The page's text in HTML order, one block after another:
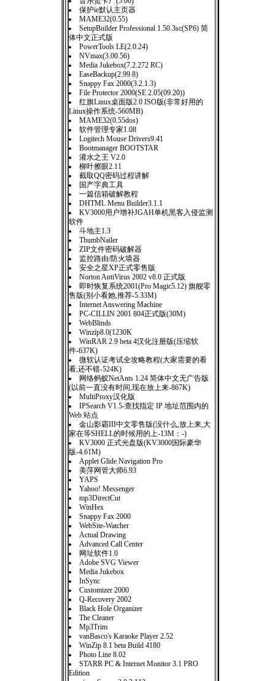
保护ie默认主页器
MAME32(0.55)
SetupBuilder Professional 1.50.3sc(SP6) 简
体中文正式版
PowerTools LE(2.0.24)
NVmax(3.00.56)
Media Jukebox(7.2.272 RC)
EaseBackup(2.99.8)
Snappy Fax 2000(3.2.1.3)
File Protector 2000(SE 2.05(09.20))
红旗Linux桌面版2.0 ISO版(非常好用的
Linux操作系统-560MB)
MAME32(0.55dos)
软件管理专家1.08
Logitech Mouse Drivers9.41
Bootmanager BOOTSTAR
灌水之王 V2.0
柳叶擦眼2.11
截取QQ密码过程讲解
国产字典工具
一篇信箱破解教程
DHTML Menu Builder3.1.1
KV3000用户增补JGAH单机黑客入侵监测
软件
斗地主1.3
ThumbNailer
ZIP文件密码破解器
监控路由/防火墙器
安全之星XP正式零售版
Norton AntiVirus 2002 v8.0 正式版
即时恢复系统2001(Pro Magic5.12) 旗舰零
售版(别小看她,推荐-5.33M)
Internet Answering Machine
PC-CILLIN 2001 804正式版(30M)
WebBlinds
Winzip8.0(1230K
WinRAR 2.9 beta 4汉化注册版(压缩软
件-637K)
微软认证考试全攻略教程(大家需要的看
看,还不错-524K)
网络蚂蚁NetAnts 1.24 简体中文无广告版
(以前一直没有时间,现在放上来-867K)
MultiProxy汉化版
IPSearch V1.5-查找指定 IP 地址范围内的
Web 站点
金山影霸III中文零售版(没什么,放上来,大
家在等SHELL的时候用的上-13M：-)
KV3000 正式光盘版(KV3000国际豪华
版-4.61M)
Applet Glide Navigation Pro
美萍网管大师6.93
YAPS
Yahoo! Messenger
mp3DirectCut
WinHex
Snappy Fax 2000
WebSite-Watcher
Actual Drawing
Advanced Call Center
网址软件1.0
Adobe SVG Viewer
Media Jukebox
InSync
Customizer 2000
Q-Recovery 2002
Black Hole Organizer
The Cleaner
Mp3Trim
vanBasco's Karaoke Player 2.52
WinZip 8.1 beta Build 4180
Photo Line 8.02
STARR PC & Internet Monitor 3.1 PRO
Edition